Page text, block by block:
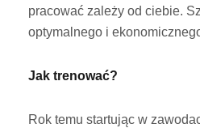
pracować zależy od ciebie.
optymalnego i
Jak trenować?
Rok temu startując w